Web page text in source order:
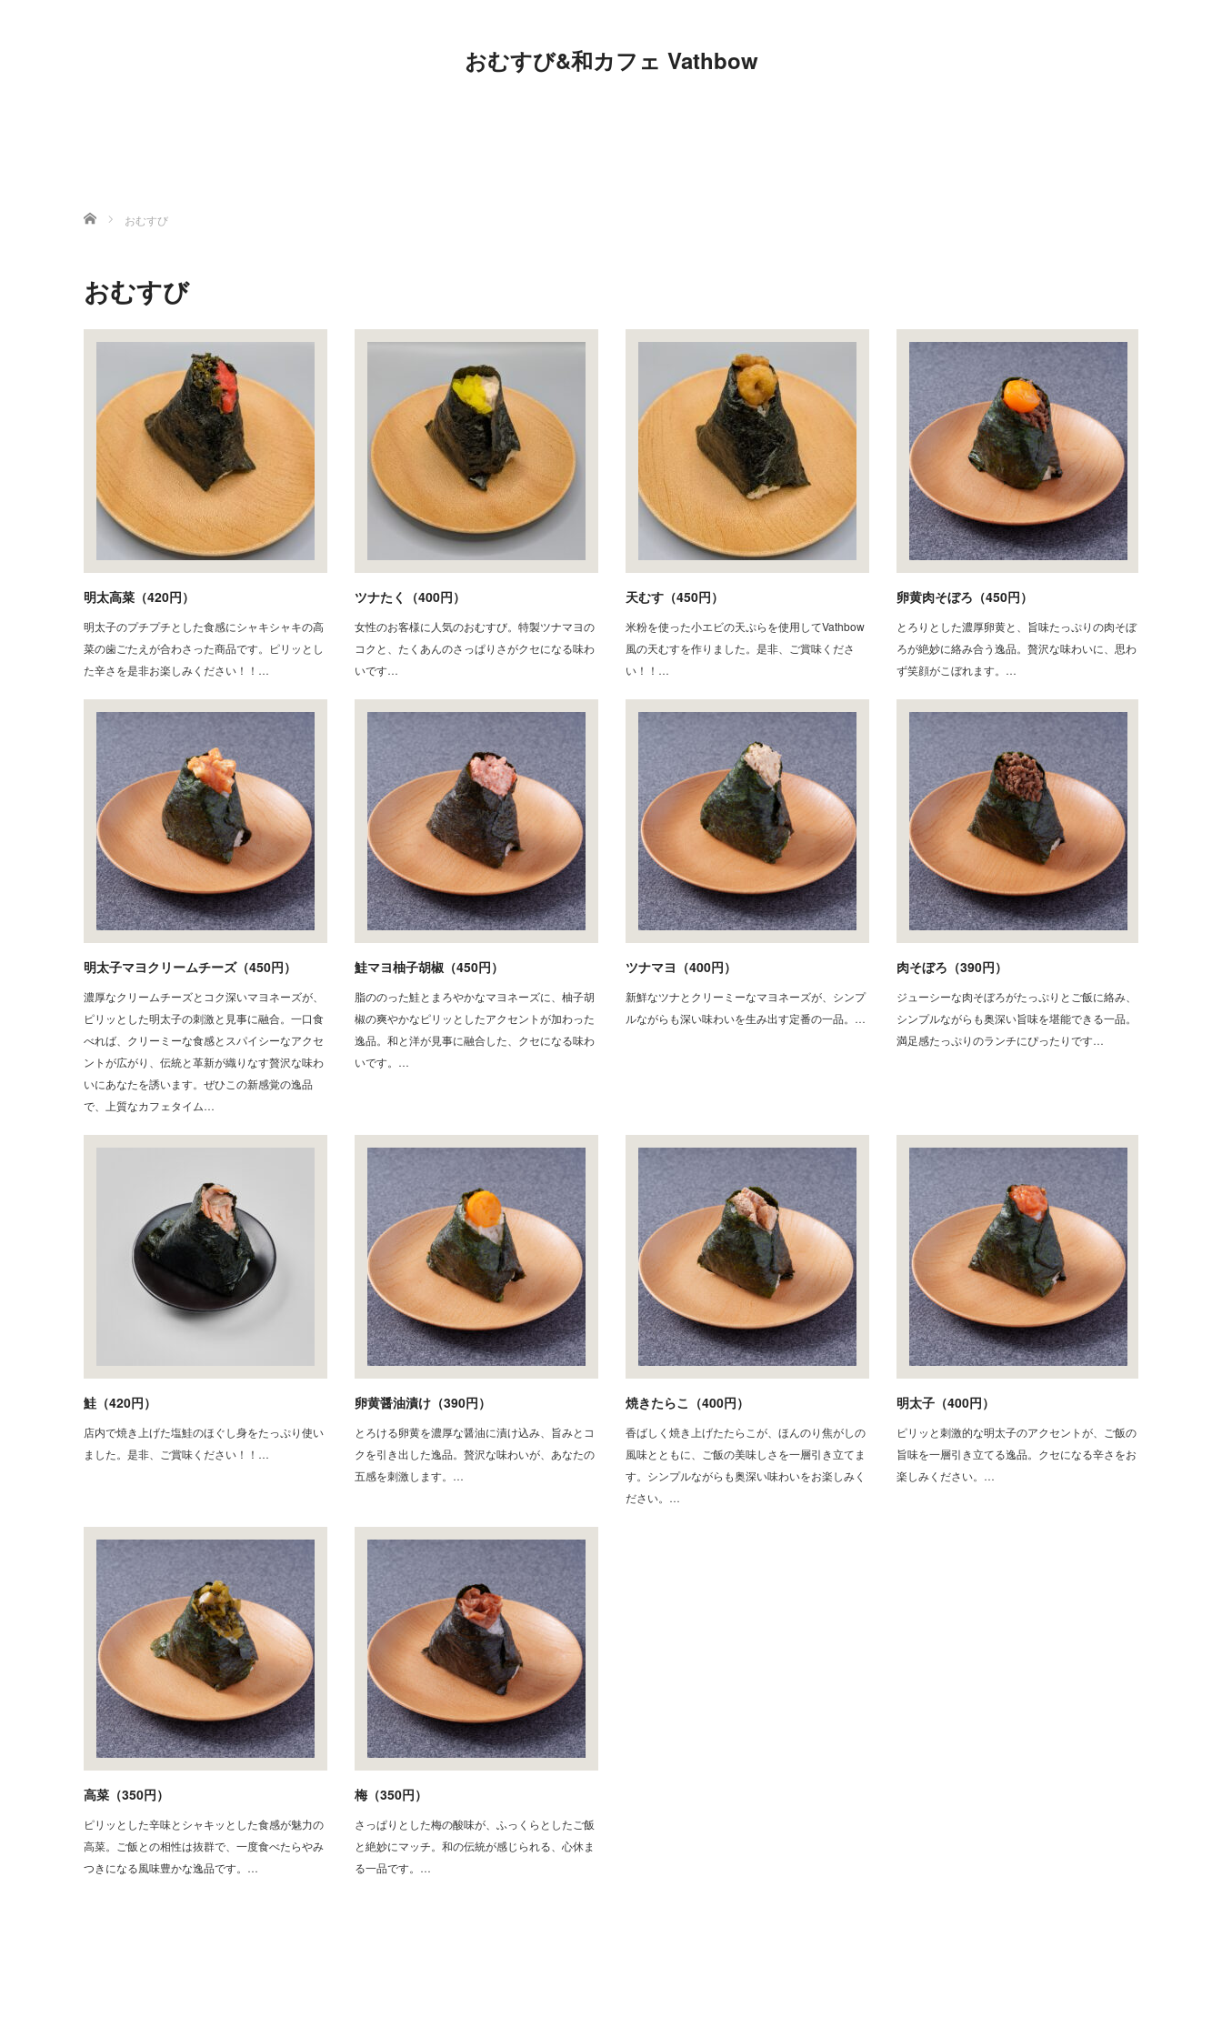
おむすび&和カフェ Vathbow
ホーム おむすび
おむすび
明太高菜（420円）
明太子のプチプチとした食感にシャキシャキの高
菜の歯ごたえが合わさった商品です。ピリッとし
た辛さを是非お楽しみください！！…
ツナたく（400円）
女性のお客様に人気のおむすび。特製ツナマヨの
コクと、たくあんのさっぱりさがクセになる味わ
いです…
天むす（450円）
米粉を使った小エビの天ぷらを使用してVathbow
風の天むすを作りました。是非、ご賞味くださ
い！！…
卵黄肉そぼろ（450円）
とろりとした濃厚卵黄と、旨味たっぷりの肉そぼ
ろが絶妙に絡み合う逸品。贅沢な味わいに、思わ
ず笑顔がこぼれます。…
明太子マヨクリームチーズ（450円）
濃厚なクリームチーズとコク深いマヨネーズが、
ピリッとした明太子の刺激と見事に融合。一口食
べれば、クリーミーな食感とスパイシーなアクセ
ントが広がり、伝統と革新が織りなす贅沢な味わ
いにあなたを誘います。ぜひこの新感覚の逸品
で、上質なカフェタイム…
鮭マヨ柚子胡椒（450円）
脂ののった鮭とまろやかなマヨネーズに、柚子胡
椒の爽やかなピリッとしたアクセントが加わった
逸品。和と洋が見事に融合した、クセになる味わ
いです。…
ツナマヨ（400円）
新鮮なツナとクリーミーなマヨネーズが、シンプ
ルながらも深い味わいを生み出す定番の一品。…
肉そぼろ（390円）
ジューシーな肉そぼろがたっぷりとご飯に絡み、
シンプルながらも奥深い旨味を堪能できる一品。
満足感たっぷりのランチにぴったりです…
鮭（420円）
店内で焼き上げた塩鮭のほぐし身をたっぷり使い
ました。是非、ご賞味ください！！…
卵黄醤油漬け（390円）
とろける卵黄を濃厚な醤油に漬け込み、旨みとコ
クを引き出した逸品。贅沢な味わいが、あなたの
五感を刺激します。…
焼きたらこ（400円）
香ばしく焼き上げたたらこが、ほんのり焦がしの
風味とともに、ご飯の美味しさを一層引き立てま
す。シンプルながらも奥深い味わいをお楽しみく
ださい。…
明太子（400円）
ピリッと刺激的な明太子のアクセントが、ご飯の
旨味を一層引き立てる逸品。クセになる辛さをお
楽しみください。…
高菜（350円）
ピリッとした辛味とシャキッとした食感が魅力の
高菜。ご飯との相性は抜群で、一度食べたらやみ
つきになる風味豊かな逸品です。…
梅（350円）
さっぱりとした梅の酸味が、ふっくらとしたご飯
と絶妙にマッチ。和の伝統が感じられる、心休ま
る一品です。…